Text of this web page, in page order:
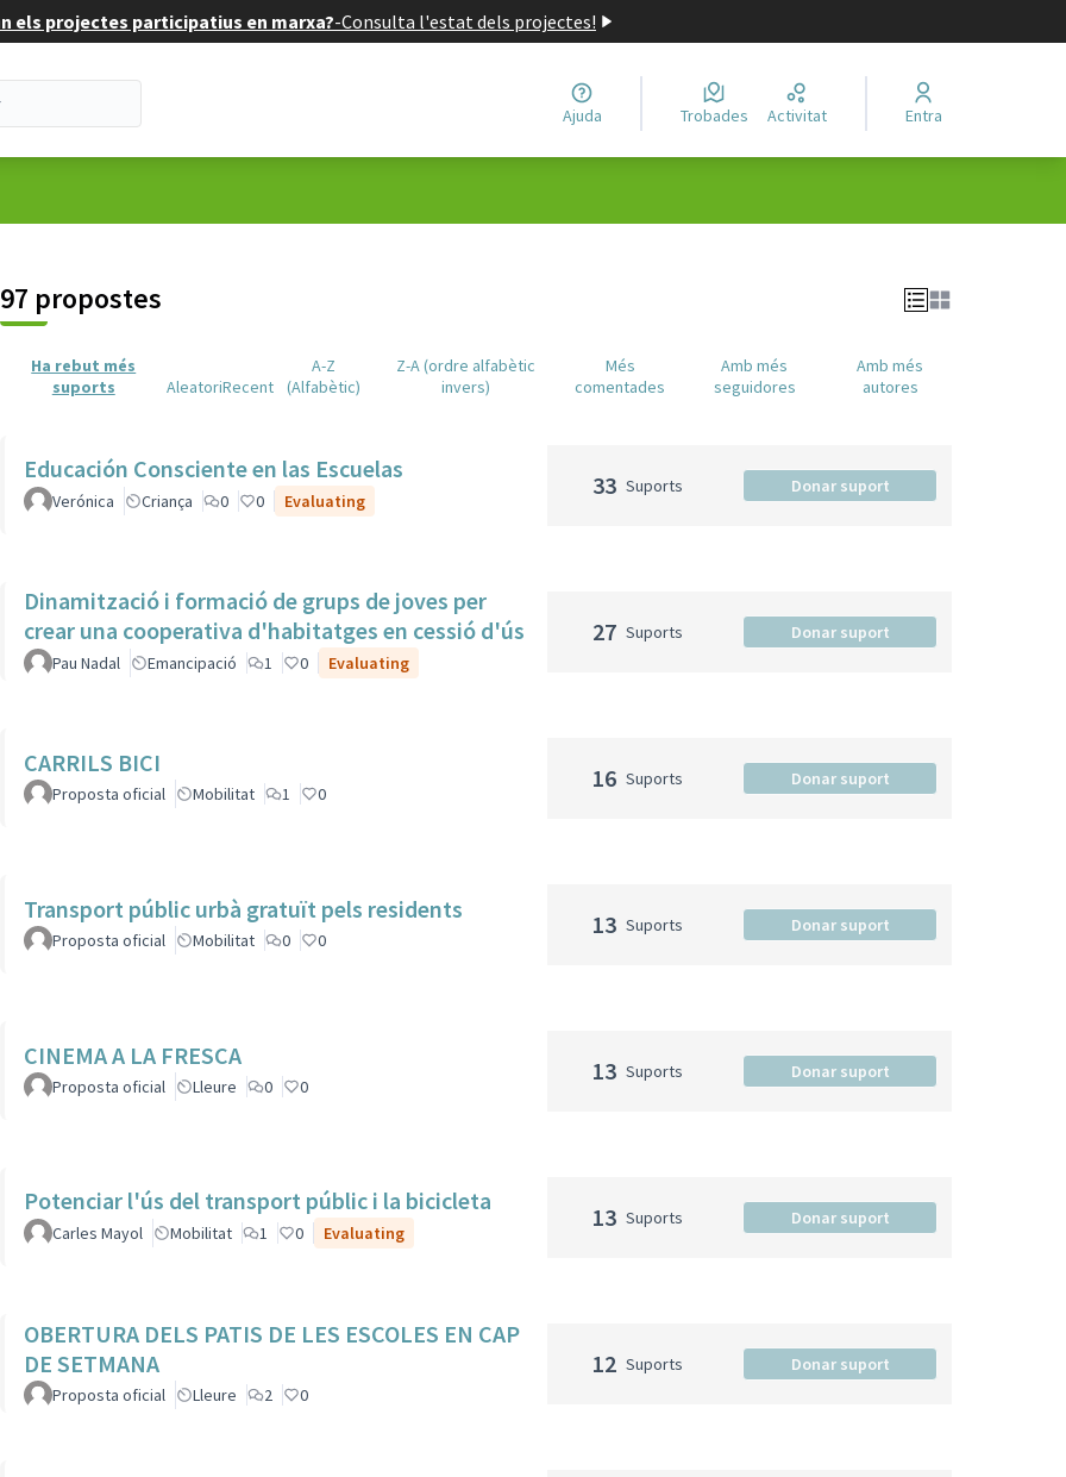
els projectes participatius en marxa?-Consulta l'estat dels projectes!
Ajuda Trobades Activitat Entra
97 propostes
Ha rebut més
suports
AleatoriRecent
A-Z
(Alfabètic)
Z-A (ordre alfabètic
invers)
Més
comentades
Amb més
seguidores
Amb més
autores
Educación Consciente en las Escuelas
Verónica Criança 0 0 Evaluating
33 Suports Donar suport
Dinamització i formació de grups de joves per
crear una cooperativa d'habitatges en cessió d'ús
Pau Nadal Emancipació 1 0 Evaluating
27 Suports Donar suport
CARRILS BICI
Proposta oficial Mobilitat 1 0
16 Suports Donar suport
Transport públic urbà gratuït pels residents
Proposta oficial Mobilitat 0 0
13 Suports Donar suport
CINEMA A LA FRESCA
Proposta oficial Lleure 0 0
13 Suports Donar suport
Potenciar l'ús del transport públic i la bicicleta
Carles Mayol Mobilitat 1 0 Evaluating
13 Suports Donar suport
OBERTURA DELS PATIS DE LES ESCOLES EN CAP
DE SETMANA
Proposta oficial Lleure 2 0
12 Suports Donar suport